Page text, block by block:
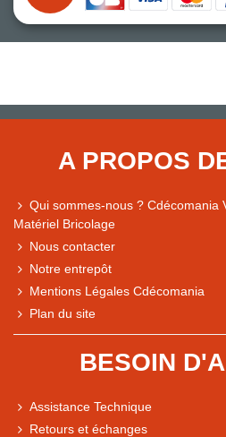
A PROPOS
Qui sommes-nous ? Cdécomania
Matériel Bricolage
Nous contacter
Notre entrepôt
Mentions Légales Cdécomania
Plan du site
BESOIN
Assistance Technique
Retours et échanges